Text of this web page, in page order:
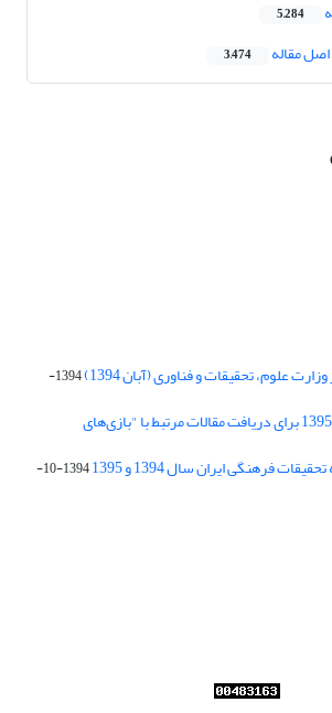
5,284
مقاله 3,474
علوم، تحقیقات و فناوری (آبان 1394)
1394-
فراخوان تابستان سال 1395 برای دریافت مقالات مرتبط با "بازی‌های
فرهنگی ایران سال 1394 و 1395
1394-10-